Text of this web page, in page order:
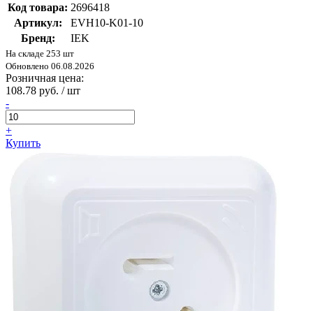
Код товара: 2696418
Артикул:
EVH10-K01-10
Бренд:
IEK
На складе 253 шт
Обновлено 06.08.2026
Розничная цена:
108.78 руб. / шт
-
+
Купить